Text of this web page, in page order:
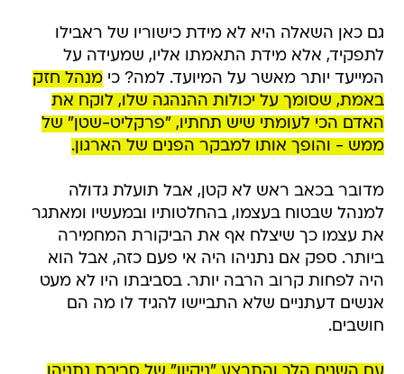
גם כאן השאלה היא לא מידת כישוריו של ראבילו
לתפקיד, אלא מידת התאמתו אליו, שמעידה על
המייעד יותר מאשר על המיועד. למה? כימנהל חזק
באמת, שסומך על יכולות ההנהגה שלו, לוקח את
האדם הכי לעומתי שיש תחתיו, "פרקליט-שטן" של
ממש - והופך אותו למבקר הפנים של הארגון.
מדובר בכאב ראש לא קטן, אבל תועלת גדולה
למנהל שבטוח בעצמו, בהחלטותיו ובמעשיו ומאתגר
את עצמו כך שיצלח אף את הביקורת המחמירה
ביותר. ספק אם נתניהו היה אי פעם כזה, אבל הוא
היה לפחות קרוב הרבה יותר. בסביבתו היו לא מעט
אנשים דעתניים שלא התביישו להגיד לו מה הם
חושבים.